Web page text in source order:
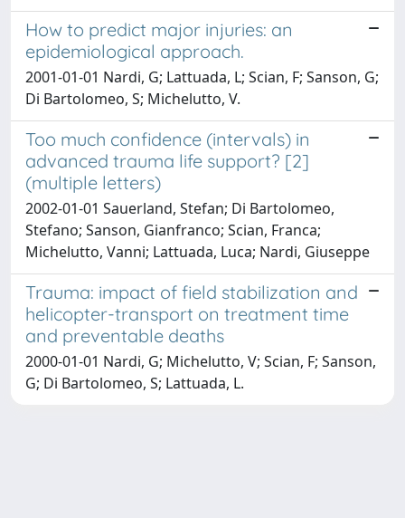
How to predict major injuries: an
epidemiological approach.
2001-01-01 Nardi, G; Lattuada, L; Scian, F; Sanson, G;
Di Bartolomeo, S; Michelutto, V.
Too much confidence (intervals) in
advanced trauma life support? [2]
(multiple letters)
2002-01-01 Sauerland, Stefan; Di Bartolomeo,
Stefano; Sanson, Gianfranco; Scian, Franca;
Michelutto, Vanni; Lattuada, Luca; Nardi, Giuseppe
Trauma: impact of field stabilization and
helicopter-transport on treatment time
and preventable deaths
2000-01-01 Nardi, G; Michelutto, V; Scian, F; Sanson,
G; Di Bartolomeo, S; Lattuada, L.